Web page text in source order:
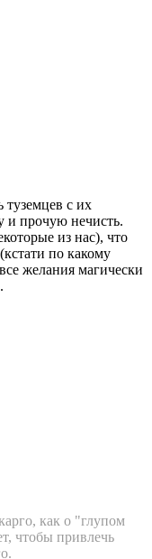
туземцев с их
и прочую нечисть.
из нас), что
по какому
желания магически
как о "глупом
чтобы привлечь